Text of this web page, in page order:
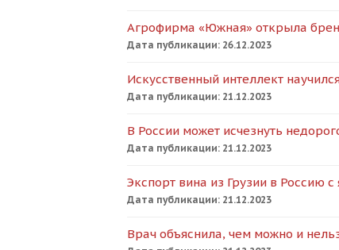
Агрофирма «Южная» открыла
Дата публикации: 26.12.2023
Искусственный интеллект
Дата публикации: 21.12.2023
В России может исчезнуть
Дата публикации: 21.12.2023
Экспорт вина из Грузии в Россию
Дата публикации: 21.12.2023
Врач объяснила, чем можно и